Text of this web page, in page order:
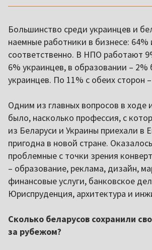
Большинство среди украинцев и
наемные работники в бизнесе: 64%
соответственно. В НПО работают
6% украинцев, в образовании – 2%
украинцев. По 11% с обеих сторон
Одним из главных вопросов в ходе
было, насколько профессия, с
из Беларуси и Украины приехали в
пригодна в новой стране.
проблемные с точки зрения
– образование, реклама, дизайн,
финансовые услуги, банковское
Юриспруденция, архитектура и
Сколько беларусов сохранили
за рубежом?